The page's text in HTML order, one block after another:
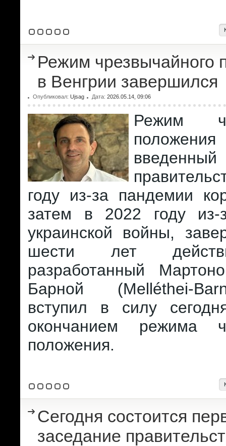
Режим чрезвычайного
в Венгрии завершился
Опубликовал: Ujsag Дата: 2026.05.14, 09:06
Режим
введенный
году из-за пандемии
затем в 2022 году из-
украинской войны,
шести лет
разработанный
Барной (Melléthei-
вступил в силу
окончанием режима
положения.
Сегодня состоится
заседание